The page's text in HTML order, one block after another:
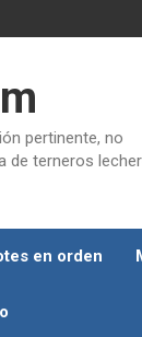
pertinente, no
de terneros
en orden